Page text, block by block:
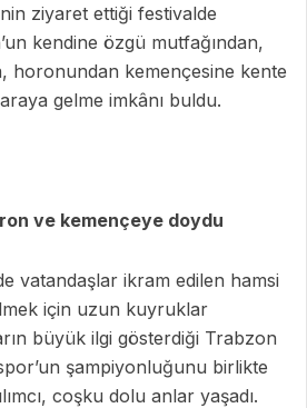
ziyaret ettiği festivalde
kendine özgü mutfağından,
horonundan kemençesine kente
gelme imkânı buldu.
ve kemençeye doydu
vatandaşlar ikram edilen hamsi
için uzun kuyruklar
büyük ilgi gösterdiği Trabzon
şampiyonluğunu birlikte
coşku dolu anlar yaşadı.